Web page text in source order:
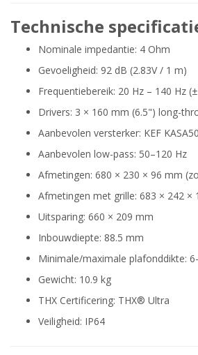
Technische
Nominale impedantie: 4 Ohm
Gevoeligheid: 92 dB (2.83V / 1 m)
Frequentiebereik: 20 Hz – 140 Hz
Drivers: 3 × 160 mm (6.5") long-
Aanbevolen versterker: KEF
Aanbevolen low-pass: 50–120 Hz
Afmetingen: 680 × 230 × 96 mm
Afmetingen met grille: 683 × 242 ×
Uitsparing: 660 × 209 mm
Inbouwdiepte: 88.5 mm
Minimale/maximale plafonddikte:
Gewicht: 10.9 kg
THX Certificering: THX® Ultra
Veiligheid: IP64